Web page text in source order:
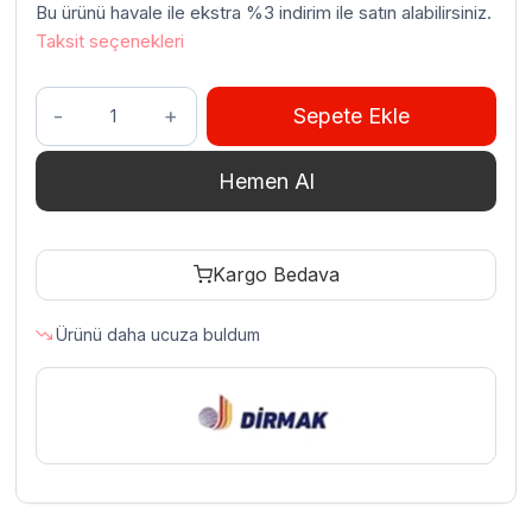
342.990,00 TL.fiyat:
Bu ürünü havale ile ekstra %3 indirim ile satın alabilirsiniz.
Taksit seçenekleri
Dirmak
ISM
Serisi
İki
V
Paslanmaz
L
Sepete Ekle
Hemen Al
Kargo Bedava
Ürünü daha ucuza buldum